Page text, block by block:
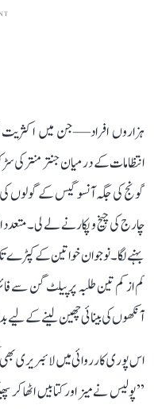
ہزاروں افراد—جن میں اکثریت
انتظامات کے درمیان جنتر منتر
گونج کی جگہ آنسو گیس کے گولوں
چارج کی چیخ و پکار نے لے لی۔
بہنے لگا۔ نوجوان خواتین کے کپڑے
کم از کم تین طلبہ پر پیلٹ گن سے
آنکھوں کی بینائی چھین لینے کے
اس پوری کارروائی میں لائبریری
’’پولیس نے میز اور کتابیں اٹھا کر